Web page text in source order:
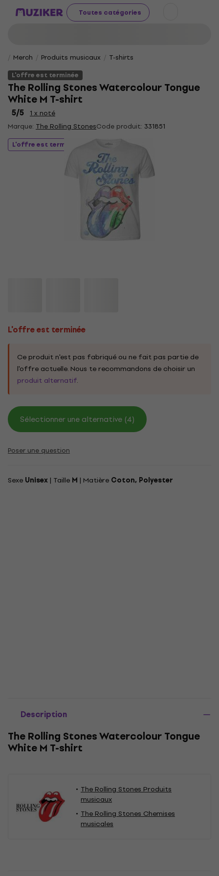
Toutes catégories
Merch Produits musicaux
T-shirts
L'offre est terminée
The Rolling Stones Watercolour Tongue
White M T-shirt
5/5
1 x noté
Marque: The Rolling StonesCode produit: 331851
L'offre est terminée
L'offre est terminée
Ce produit n'est pas fabriqué ou ne fait pas partie de
l'offre actuelle. Nous te recommandons de choisir un
produit alternatif.
Sélectionner une alternative (4)
Poser une question
Sexe Unisex | Taille M | Matière Coton, Polyester
Description
The Rolling Stones Watercolour Tongue
White M T-shirt
The Rolling Stones Produits
musicaux
The Rolling Stones Chemises
musicales